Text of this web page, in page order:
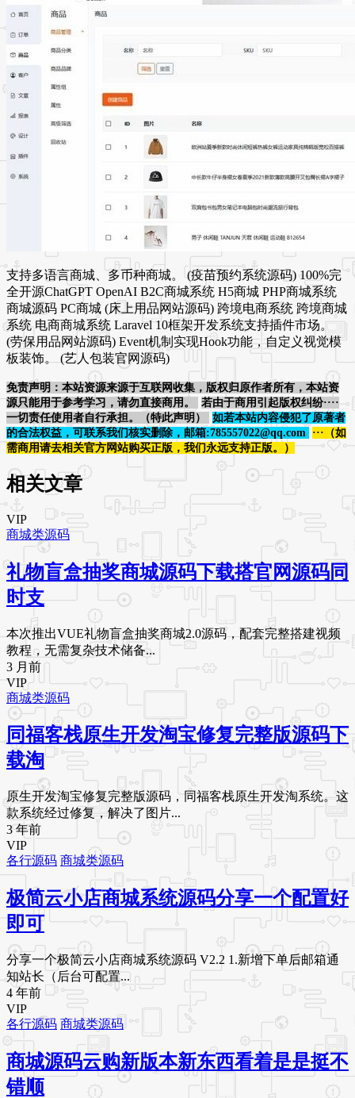
支持多语言商城、多币种商城。 (疫苗预约系统源码) 100%完
全开源ChatGPT OpenAI B2C商城系统 H5商城 PHP商城系统
商城源码 PC商城 (床上用品网站源码) 跨境电商系统 跨境商城
系统 电商商城系统 Laravel 10框架开发系统支持插件市场。
(劳保用品网站源码) Event机制实现Hook功能，自定义视觉模
板装饰。 (艺人包装官网源码)
免责声明：本站资源来源于互联网收集，版权归原作者所有，本站资
源只能用于参考学习，请勿直接商用。
若由于商用引起版权纠纷····
一切责任使用者自行承担。（特此声明）
如若本站内容侵犯了原著者
的合法权益，可联系我们核实删除，邮箱:785557022@qq.com
···（如
需商用请去相关官方网站购买正版，我们永远支持正版。）
相关文章
VIP
商城类源码
礼物盲盒抽奖商城源码下载搭官网源码同
时支
本次推出VUE礼物盲盒抽奖商城2.0源码，配套完整搭建视频
教程，无需复杂技术储备...
3 月前
VIP
商城类源码
同福客栈原生开发淘宝修复完整版源码下
载淘
原生开发淘宝修复完整版源码，同福客栈原生开发淘系统。这
款系统经过修复，解决了图片...
3 年前
VIP
各行源码 商城类源码
极简云小店商城系统源码分享一个配置好
即可
分享一个极简云小店商城系统源码 V2.2 1.新增下单后邮箱通
知站长（后台可配置...
4 年前
VIP
各行源码 商城类源码
商城源码云购新版本新东西看着是是挺不
错顺